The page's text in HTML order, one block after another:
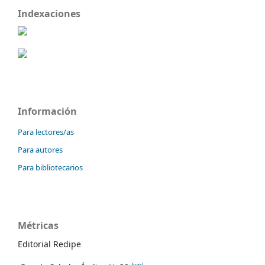
Indexaciones
Información
Para lectores/as
Para autores
Para bibliotecarios
Métricas
Editorial Redipe